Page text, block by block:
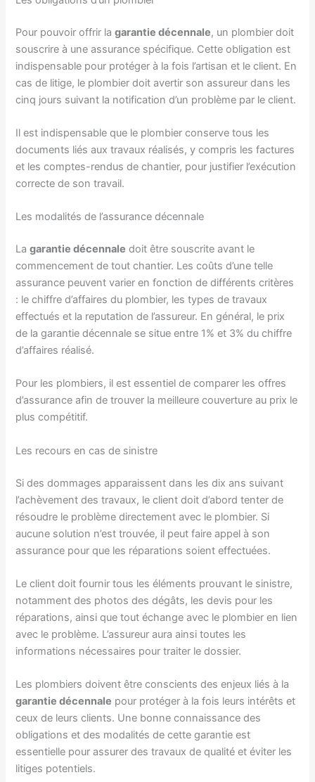
Pour pouvoir offrir lagarantie décennale, un plombier doit
souscrire à une assurance spécifique. Cette obligation est
indispensable pour protéger à la fois l’artisan et le client. En
cas de litige, le plombier doit avertir son assureur dans les
cinq jours suivant la notification d’un problème par le client.
Il est indispensable que le plombier conserve tous les
documents liés aux travaux réalisés, y compris les factures
et les comptes-rendus de chantier, pour justifier l’exécution
correcte de son travail.
Les modalités de l’assurance décennale
Lagarantie décennale doit être souscrite avant le
commencement de tout chantier. Les coûts d’une telle
assurance peuvent varier en fonction de différents critères
: le chiffre d’affaires du plombier, les types de travaux
effectués et la reputation de l’assureur. En général, le prix
de la garantie décennale se situe entre 1% et 3% du chiffre
d’affaires réalisé.
Pour les plombiers, il est essentiel de comparer les offres
d’assurance afin de trouver la meilleure couverture au prix le
plus compétitif.
Les recours en cas de sinistre
Si des dommages apparaissent dans les dix ans suivant
l’achèvement des travaux, le client doit d’abord tenter de
résoudre le problème directement avec le plombier. Si
aucune solution n’est trouvée, il peut faire appel à son
assurance pour que les réparations soient effectuées.
Le client doit fournir tous les éléments prouvant le sinistre,
notamment des photos des dégâts, les devis pour les
réparations, ainsi que tout échange avec le plombier en lien
avec le problème. L’assureur aura ainsi toutes les
informations nécessaires pour traiter le dossier.
Les plombiers doivent être conscients des enjeux liés à la
garantie décennale pour protéger à la fois leurs intérêts et
ceux de leurs clients. Une bonne connaissance des
obligations et des modalités de cette garantie est
essentielle pour assurer des travaux de qualité et éviter les
litiges potentiels.